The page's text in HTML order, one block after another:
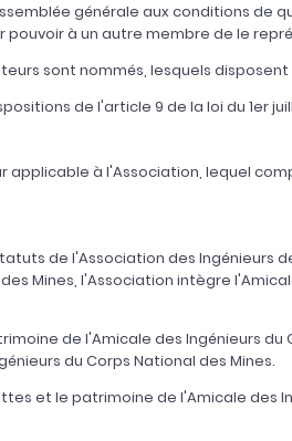
générale aux conditions de
à un autre membre de le
sont nommés, lesquels
de l'article 9 de la loi du 1er
à l'Association, lequel
de l'Association des Ingénieurs
Mines, l'Association intègre
de l'Amicale des Ingénieurs
du Corps National des Mines.
et le patrimoine de l'Amicale des